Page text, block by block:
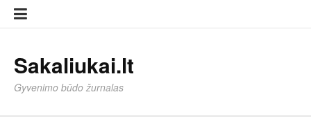
prie
Page
Page
Sakaliukai.lt
Gyvenimo būdo žurnalas